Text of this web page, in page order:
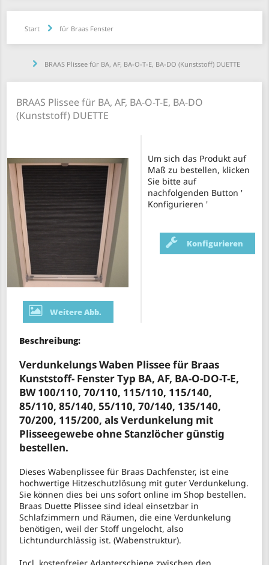
Start für Braas Fenster
BRAAS Plissee für BA, AF, BA-O-T-E, BA-DO (Kunststoff) DUETTE
BRAAS Plissee für BA, AF, BA-O-T-E, BA-DO
(Kunststoff) DUETTE
Weitere Abb.
Um sich das Produkt auf
Maß zu bestellen, klicken
Sie bitte auf
nachfolgenden Button '
Konfigurieren '
Konfigurieren
Beschreibung:
Verdunkelungs Waben Plissee für Braas
Kunststoff- Fenster Typ BA, AF, BA-O-DO-T-E,
BW 100/110, 70/110, 115/110, 115/140,
85/110, 85/140, 55/110, 70/140, 135/140,
70/200, 115/200, als Verdunkelung mit
Plisseegewebe ohne Stanzlöcher günstig
bestellen.
Dieses Wabenplissee für Braas Dachfenster, ist eine
hochwertige Hitzeschutzlösung mit guter Verdunkelung.
Sie können dies bei uns sofort online im Shop bestellen.
Braas Duette Plissee sind ideal einsetzbar in
Schlafzimmern und Räumen, die eine Verdunkelung
benötigen, weil der Stoff ungelocht, also
Lichtundurchlässig ist. (Wabenstruktur).